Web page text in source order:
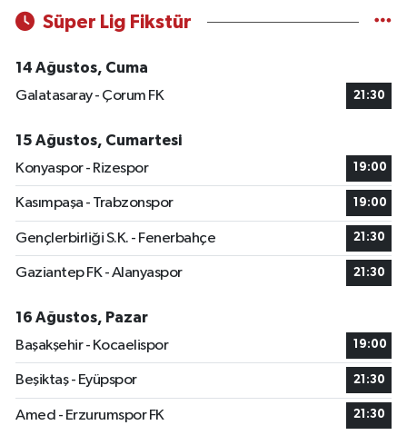
Süper Lig Fikstür
14 Ağustos, Cuma
Galatasaray - Çorum FK
21:30
15 Ağustos, Cumartesi
Konyaspor - Rizespor
19:00
Kasımpaşa - Trabzonspor 19:00
Gençlerbirliği S.K. - Fenerbahçe 21:30
Gaziantep FK - Alanyaspor 21:30
16 Ağustos, Pazar
Başakşehir - Kocaelispor
19:00
Beşiktaş - Eyüpspor 21:30
Amed - Erzurumspor FK 21:30